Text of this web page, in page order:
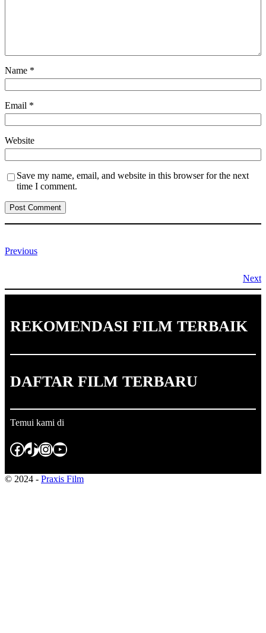
Name *
Email *
Website
Save my name, email, and website in this browser for the next
time I comment.
Previous
Next
REKOMENDASI FILM TERBAIK
DAFTAR FILM TERBARU
Temui kami di
Facebook TikTok InstagramYouTube
© 2024 - Praxis Film